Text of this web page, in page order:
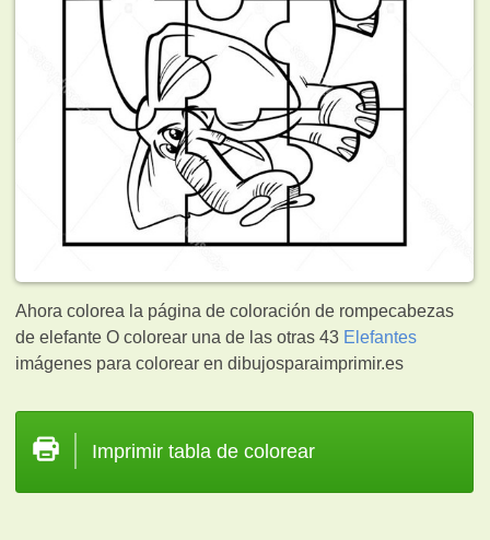
Ahora colorea la página de coloración de rompecabezas
de elefante O colorear una de las otras 43 Elefantes
imágenes para colorear en dibujosparaimprimir.es
Imprimir tabla de colorear